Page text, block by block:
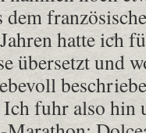
hatte ich
übersetzt und
Ich fuhr also hin